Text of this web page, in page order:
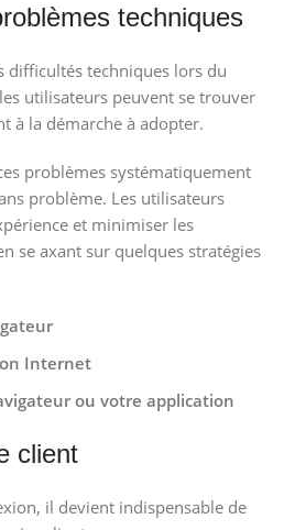
techniques
difficultés techniques lors du
utilisateurs peuvent se trouver
à la démarche à adopter.
problèmes systématiquement
problème. Les utilisateurs
et minimiser les
se axant sur quelques stratégies
Internet
ou votre application
client
il devient indispensable de